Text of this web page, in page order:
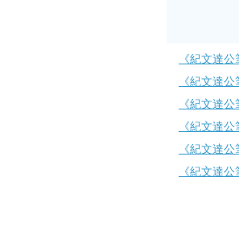
《紀文達
《紀文達
《紀文達
《紀文達
《紀文達
《紀文達